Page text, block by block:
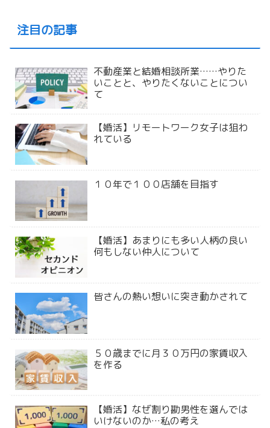
注目の記事
不動産業と結婚相談所業……やりた
いことと、やりたくないことについ
て
【婚活】リモートワーク女子は狙わ
れている
１０年で１００店舗を目指す
【婚活】あまりにも多い人柄の良い
何もしない仲人について
皆さんの熱い想いに突き動かされて
５０歳までに月３０万円の家賃収入
を作る
【婚活】なぜ割り勘男性を選んでは
いけないのか…私の考え